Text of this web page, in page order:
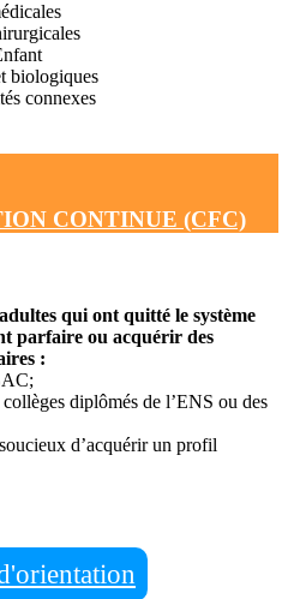
biologiques
connexes
CONTINUE (CFC)
qui ont quitté le système
parfaire ou acquérir des
:
diplômés de l’ENS ou des
d’acquérir un profil